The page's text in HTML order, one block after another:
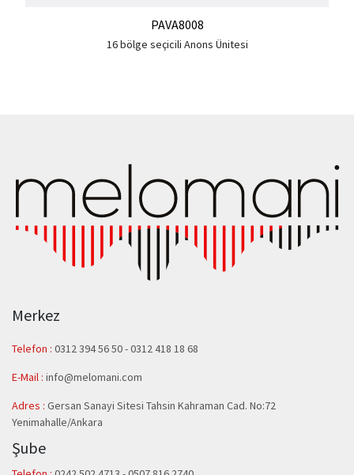
PAVA8008
16 bölge seçicili Anons Ünitesi
Merkez
Telefon : 0312 394 56 50-0312 418 18 68
E-Mail : info@melomani.com
Adres : Gersan Sanayi Sitesi Tahsin Kahraman Cad. No:72
Yenimahalle/Ankara
Şube